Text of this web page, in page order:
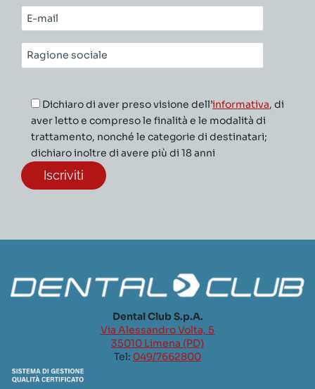
cognome*
E-
mail*
Ragione
sociale*
Dichiaro di aver preso visione dell’informativa, di
aver letto e compreso le finalità e le modalità di
trattamento, nonché le categorie di destinatari;
dichiaro inoltre di avere più di 18 anni
Dental Club S.p.A.
Via Alessandro Volta, 5
35010 Limena (PD)
Tel: 049/7662800